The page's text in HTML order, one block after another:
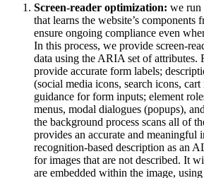
Screen-reader optimization: we run
that learns the website’s components
ensure ongoing compliance even
In this process, we provide screen-
data using the ARIA set of attributes.
provide accurate form labels;
(social media icons, search icons,
guidance for form inputs; element
menus, modal dialogues (popups),
the background process scans all of
provides an accurate and meaningful
recognition-based description as an
for images that are not described. It
are embedded within the image,